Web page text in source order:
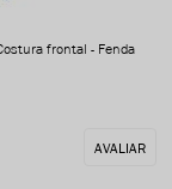
frontal - Fenda
AVALIAR